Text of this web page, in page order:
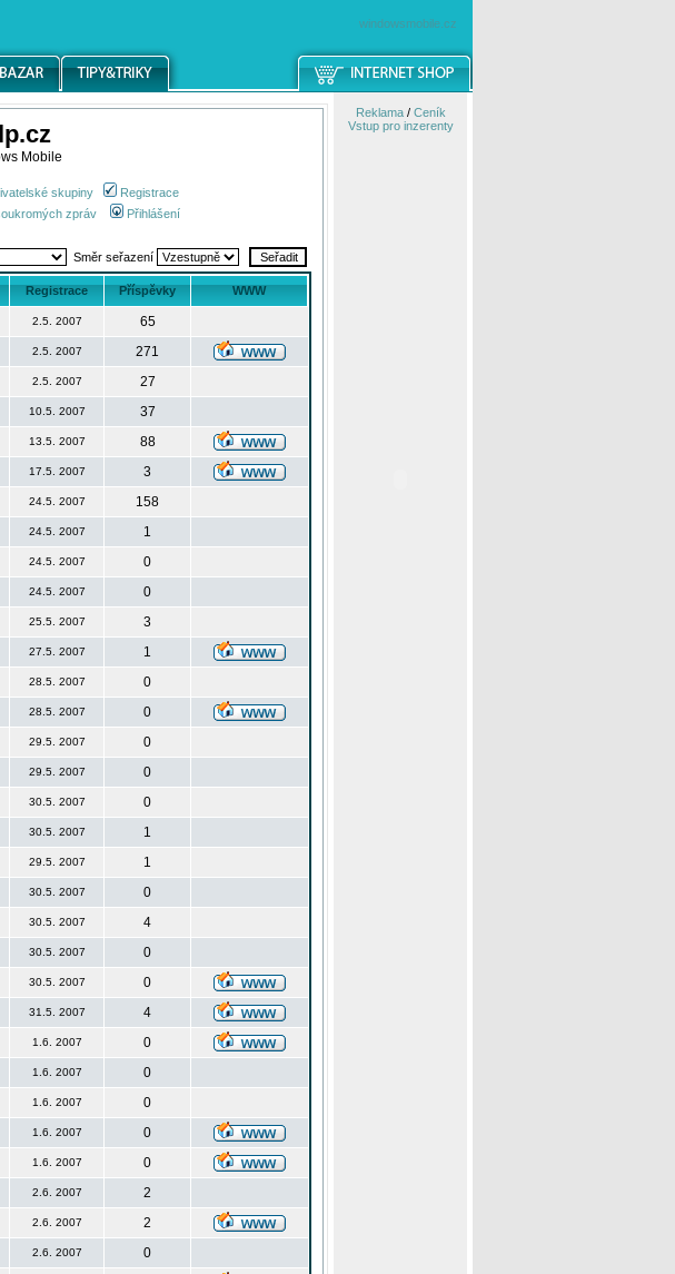
windowsmobile.cz
Mobile
skupiny
Registrace
zpráv Přihlášení
Směr seřazení
Registrace Příspěvky WWW
2.5. 2007
65
2.5. 2007
271
2.5. 2007
27
10.5. 2007
37
13.5. 2007
88
17.5. 2007
3
24.5. 2007
158
24.5. 2007
1
24.5. 2007
0
24.5. 2007
0
25.5. 2007
3
27.5. 2007
1
28.5. 2007
0
28.5. 2007
0
29.5. 2007
0
29.5. 2007
0
30.5. 2007
0
30.5. 2007
1
29.5. 2007
1
30.5. 2007
0
30.5. 2007
4
30.5. 2007
0
30.5. 2007
0
31.5. 2007
4
1.6. 2007
0
1.6. 2007
0
1.6. 2007
0
1.6. 2007
0
1.6. 2007
0
2.6. 2007
2
2.6. 2007
2
2.6. 2007
0
Reklama/ Ceník
Vstup pro inzerenty